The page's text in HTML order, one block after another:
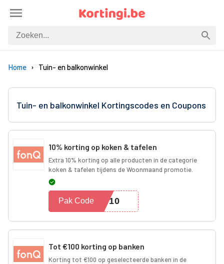
Home Tuin- en balkonwinkel
Tuin- en balkonwinkel Kortingscodes en Coupons
10% korting op koken & tafelen
Extra 10% korting op alle producten in de categorie
koken & tafelen tijdens de Woonmaand promotie.
EN10
Pak Code
Tot €100 korting op banken
Korting tot €100 op geselecteerde banken in de